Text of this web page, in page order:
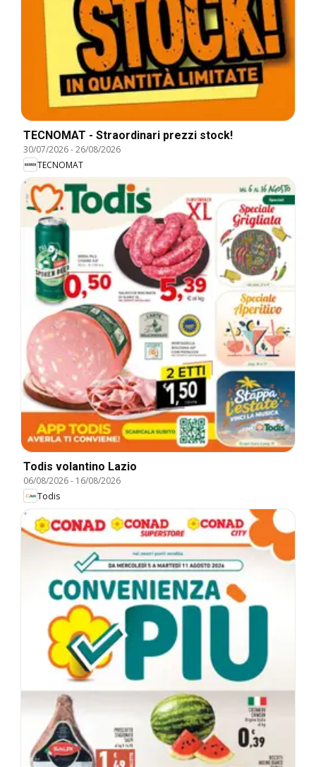
TECNOMAT - Straordinari prezzi stock!
30/07/2026-26/08/2026
TECNOMAT
Todis volantino Lazio
06/08/2026- 16/08/2026
Todis